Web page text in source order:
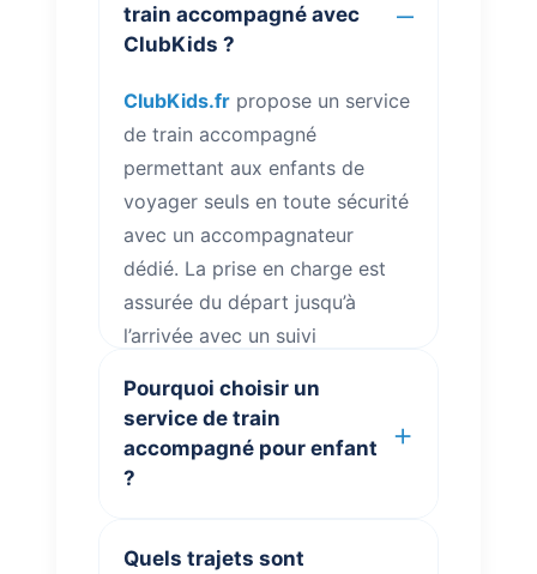
train accompagné avec
ClubKids ?
ClubKids.frpropose un service
de train accompagné
permettant aux enfants de
voyager seuls en toute sécurité
avec un accompagnateur
dédié. La prise en charge est
assurée du départ jusqu’à
l’arrivée avec un suivi
Retrouvez également toutes les
informations utiles sur
votre
voyage
Pourquoi choisir un
service de train
accompagné pour enfant
?
accompagnement train
Quels trajets sont